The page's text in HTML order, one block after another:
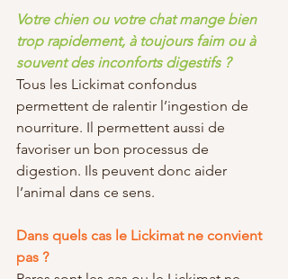
Votre chien ou votre chat mange bien
trop rapidement, à toujours faim ou à
souvent des inconforts digestifs ?
Tous les Lickimat confondus
permettent de ralentir l’ingestion de
nourriture. Il permettent aussi de
favoriser un bon processus de
digestion. Ils peuvent donc aider
l’animal dans ce sens.
Dans quels cas le Lickimat ne convient
pas ?